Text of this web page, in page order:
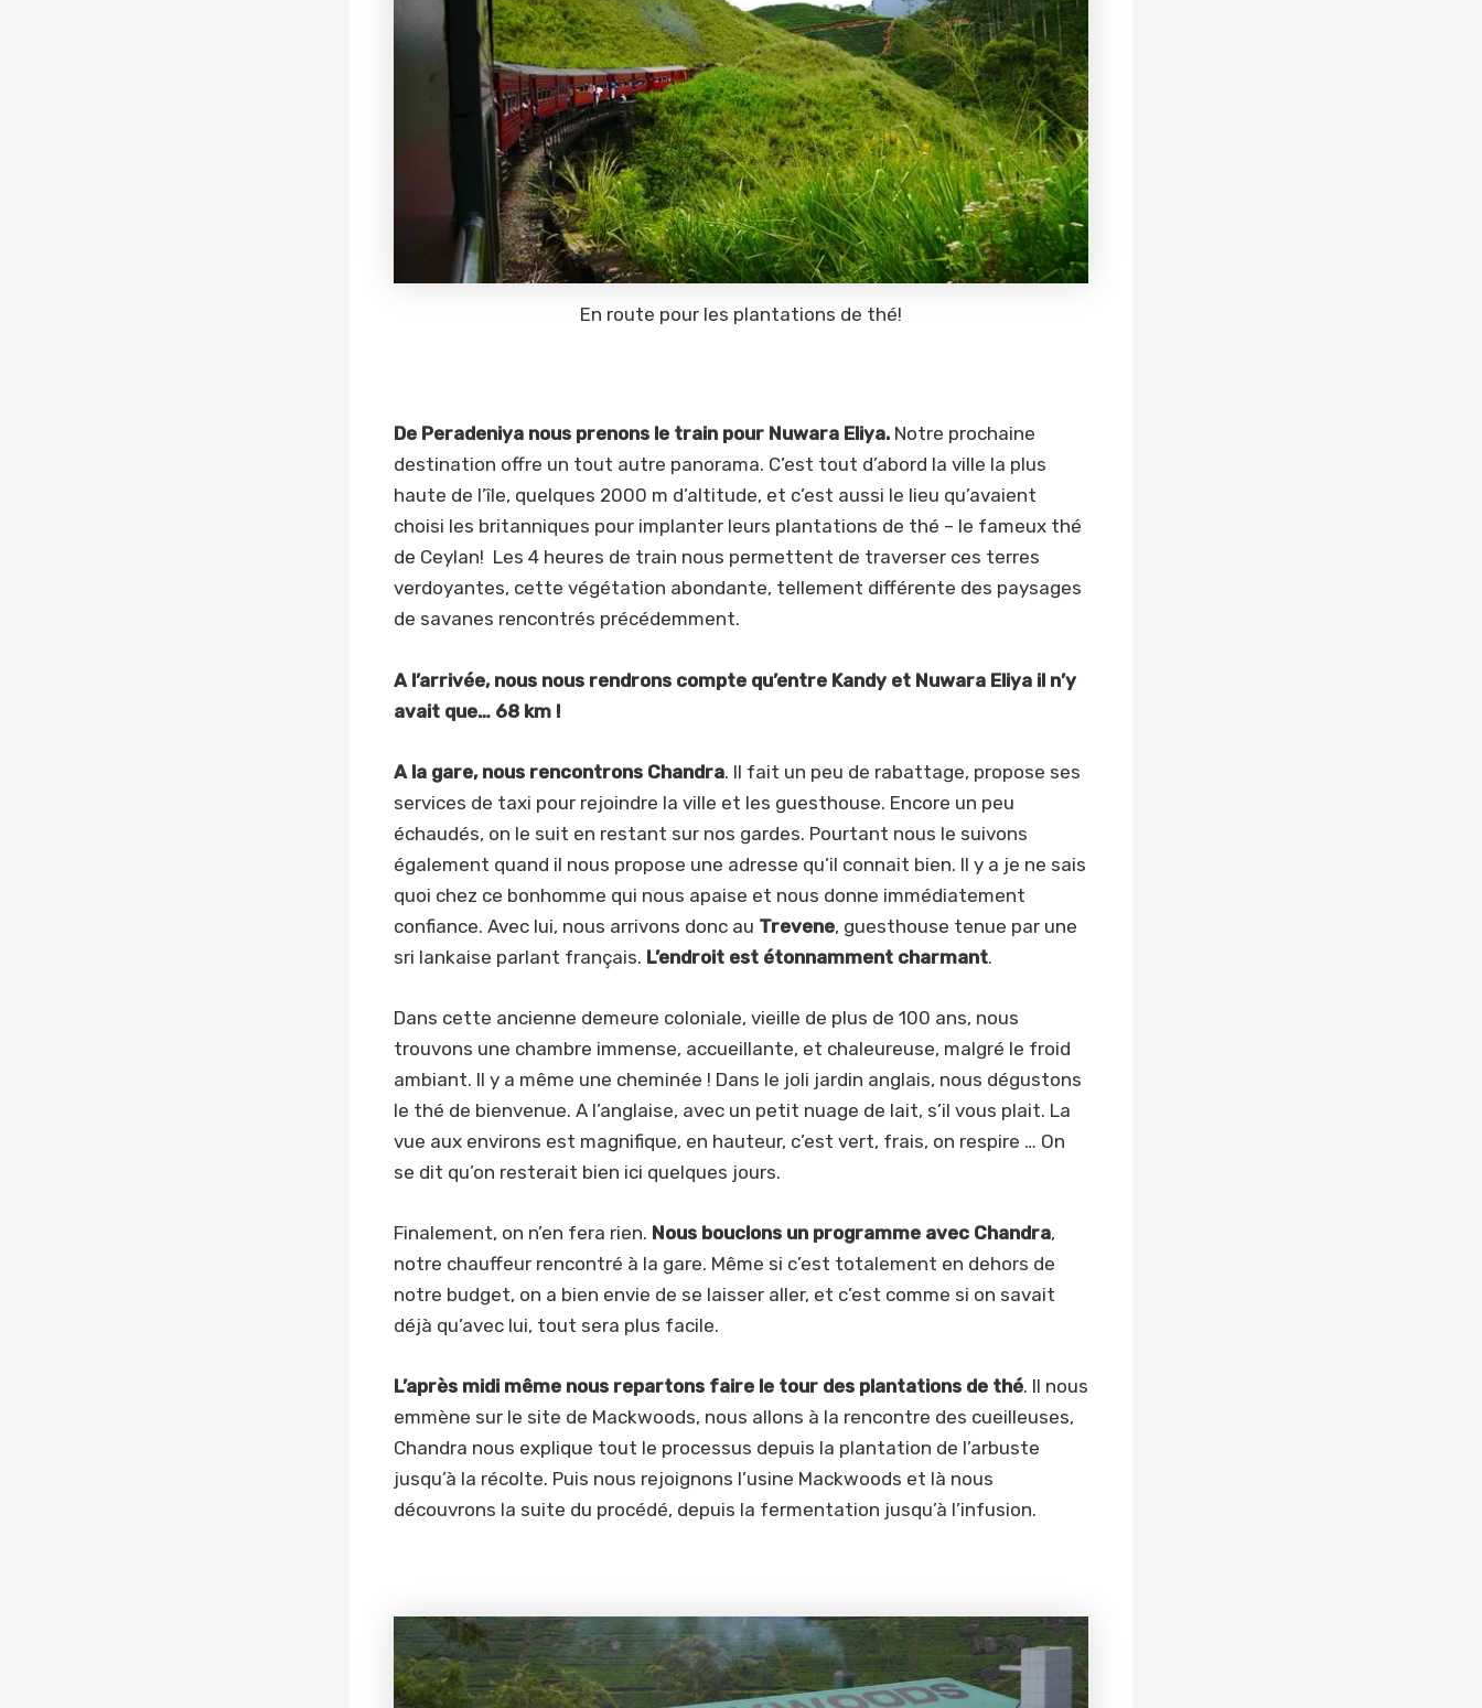
En route pour les plantations de thé!
De Peradeniya nous prenons le train pour Nuwara Eliya. Notre prochaine
destination offre un tout autre panorama. C’est tout d’abord la ville la plus
haute de l’île, quelques 2000 m d’altitude, et c’est aussi le lieu qu’avaient
choisi les britanniques pour implanter leurs plantations de thé – le fameux thé
de Ceylan! Les 4 heures de train nous permettent de traverser ces terres
verdoyantes, cette végétation abondante, tellement différente des paysages
de savanes rencontrés précédemment.
A l’arrivée, nous nous rendrons compte qu’entre Kandy et Nuwara Eliya il n’y
avait que… 68 km !
A la gare, nous rencontrons Chandra. Il fait un peu de rabattage, propose ses
services de taxi pour rejoindre la ville et les guesthouse. Encore un peu
échaudés, on le suit en restant sur nos gardes. Pourtant nous le suivons
également quand il nous propose une adresse qu’il connait bien. Il y a je ne sais
quoi chez ce bonhomme qui nous apaise et nous donne immédiatement
confiance. Avec lui, nous arrivons donc au Trevene, guesthouse tenue par une
sri lankaise parlant français. L’endroit est étonnamment charmant.
Dans cette ancienne demeure coloniale, vieille de plus de 100 ans, nous
trouvons une chambre immense, accueillante, et chaleureuse, malgré le froid
ambiant. Il y a même une cheminée ! Dans le joli jardin anglais, nous dégustons
le thé de bienvenue. A l’anglaise, avec un petit nuage de lait, s’il vous plait. La
vue aux environs est magnifique, en hauteur, c’est vert, frais, on respire … On
se dit qu’on resterait bien ici quelques jours.
Finalement, on n’en fera rien. Nous bouclons un programme avec Chandra,
notre chauffeur rencontré à la gare. Même si c’est totalement en dehors de
notre budget, on a bien envie de se laisser aller, et c’est comme si on savait
déjà qu’avec lui, tout sera plus facile.
L’après midi même nous repartons faire le tour des plantations de thé. Il nous
emmène sur le site de Mackwoods, nous allons à la rencontre des cueilleuses,
Chandra nous explique tout le processus depuis la plantation de l’arbuste
jusqu’à la récolte. Puis nous rejoignons l’usine Mackwoods et là nous
découvrons la suite du procédé, depuis la fermentation jusqu’à l’infusion.